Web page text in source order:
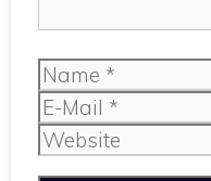
Name
E-
Mail
Website